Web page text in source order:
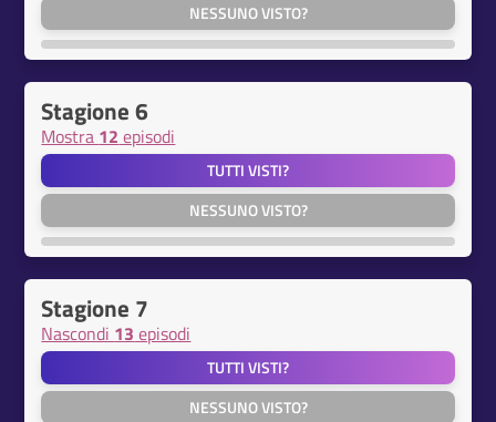
NESSUNO VISTO?
Stagione 6
Mostra 12 episodi
TUTTI VISTI?
NESSUNO VISTO?
Stagione 7
Nascondi 13 episodi
TUTTI VISTI?
NESSUNO VISTO?